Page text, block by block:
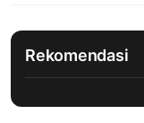
Rekomendasi